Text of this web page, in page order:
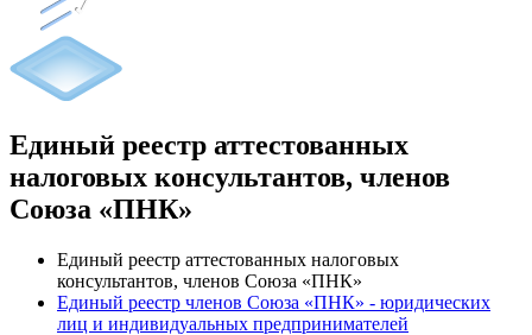
Единый реестр аттестованных
налоговых консультантов, членов
Союза «ПНК»
Единый реестр аттестованных налоговых
консультантов, членов Союза «ПНК»
Единый реестр членов Союза «ПНК» - юридических
лиц и индивидуальных предпринимателей